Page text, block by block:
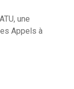
une
Appels à